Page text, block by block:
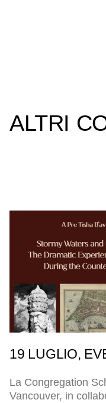
ALTRI
19 LUGLIO,
La Congregation
Vancouver, in